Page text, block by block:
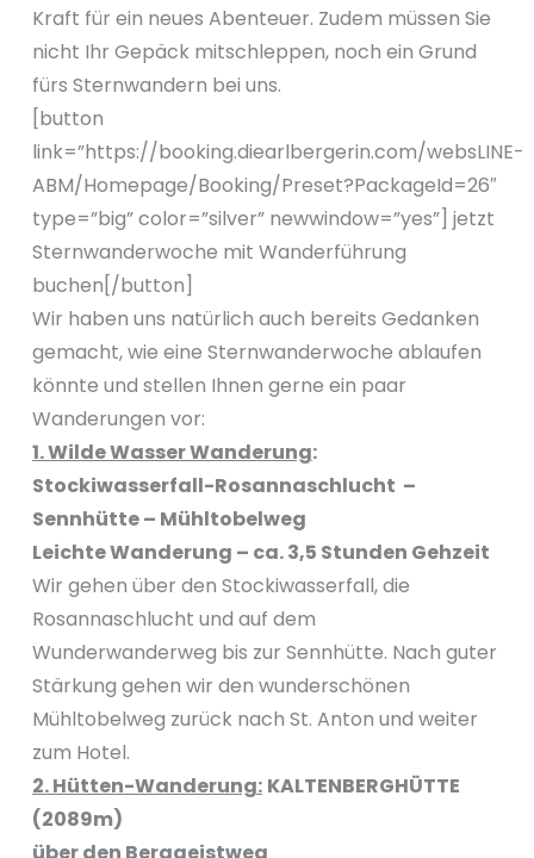
Kraft für ein neues Abenteuer. Zudem müssen Sie
nicht Ihr Gepäck mitschleppen, noch ein Grund
fürs Sternwandern bei uns.
[button
link=”https://booking.diearlbergerin.com/websLINE-
ABM/Homepage/Booking/Preset?PackageId=26″
type=”big” color=”silver” newwindow=”yes”] jetzt
Sternwanderwoche mit Wanderführung
buchen[/button]
Wir haben uns natürlich auch bereits Gedanken
gemacht, wie eine Sternwanderwoche ablaufen
könnte und stellen Ihnen gerne ein paar
Wanderungen vor:
1. Wilde Wasser Wanderung:
Stockiwasserfall-Rosannaschlucht –
Sennhütte – Mühltobelweg
Leichte Wanderung – ca. 3,5 Stunden Gehzeit
Wir gehen über den Stockiwasserfall, die
Rosannaschlucht und auf dem
Wunderwanderweg bis zur Sennhütte. Nach guter
Stärkung gehen wir den wunderschönen
Mühltobelweg zurück nach St. Anton und weiter
zum Hotel.
2. Hütten-Wanderung: KALTENBERGHÜTTE
(2089m)